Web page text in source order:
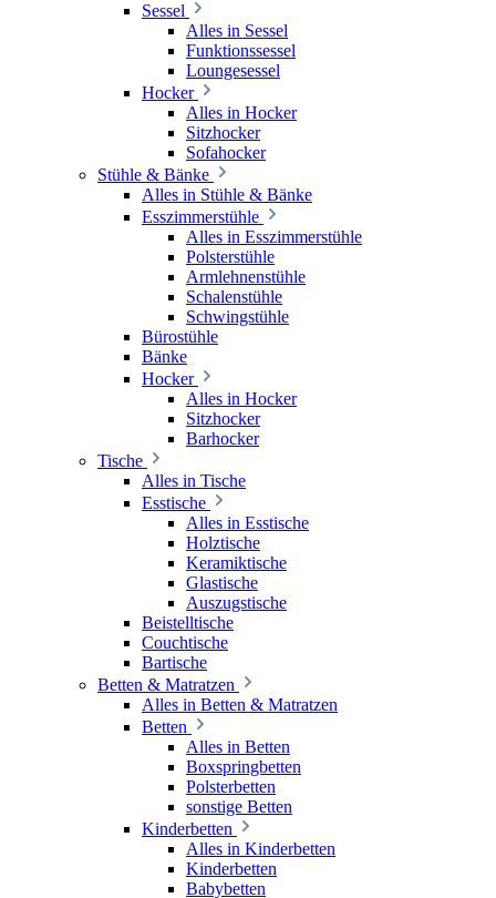
Sessel
Alles in Sessel
Funktionssessel
Loungesessel
Hocker
Alles in Hocker
Sitzhocker
Sofahocker
Stühle & Bänke
Alles in Stühle & Bänke
Esszimmerstühle
Alles in Esszimmerstühle
Polsterstühle
Armlehnenstühle
Schalenstühle
Schwingstühle
Bürostühle
Bänke
Hocker
Alles in Hocker
Sitzhocker
Barhocker
Tische
Alles in Tische
Esstische
Alles in Esstische
Holztische
Keramiktische
Glastische
Auszugstische
Beistelltische
Couchtische
Bartische
Betten & Matratzen
Alles in Betten & Matratzen
Betten
Alles in Betten
Boxspringbetten
Polsterbetten
sonstige Betten
Kinderbetten
Alles in Kinderbetten
Kinderbetten
Babybetten